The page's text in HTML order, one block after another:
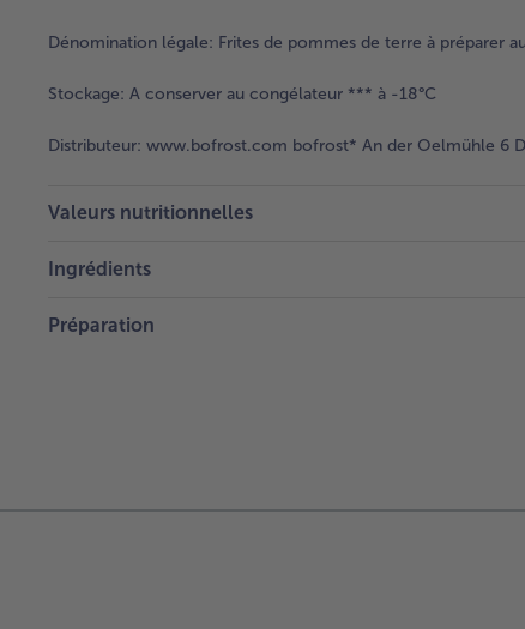
Dénomination légale: Frites de pommes de terre à préparer
Stockage: A conserver au congélateur *** à -18°C
Distributeur: www.bofrost.com bofrost* An der Oelmühle 6
Valeurs nutritionnelles
Ingrédients
Préparation